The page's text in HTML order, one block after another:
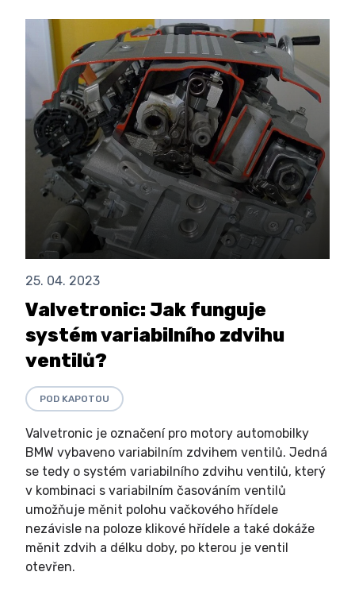
25. 04. 2023
Valvetronic: Jak funguje
systém variabilního zdvihu
ventilů?
POD KAPOTOU
Valvetronic je označení pro motory automobilky
BMW vybaveno variabilním zdvihem ventilů. Jedná
se tedy o systém variabilního zdvihu ventilů, který
v kombinaci s variabilním časováním ventilů
umožňuje měnit polohu vačkového hřídele
nezávisle na poloze klikové hřídele a také dokáže
měnit zdvih a délku doby, po kterou je ventil
otevřen.